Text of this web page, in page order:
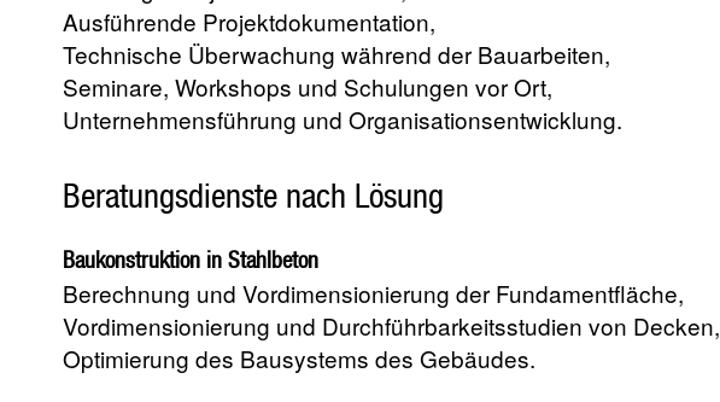
Ausführende Projektdokumentation,
Technische Überwachung während der Bauarbeiten,
Seminare, Workshops und Schulungen vor Ort,
Unternehmensführung und Organisationsentwicklung.
Beratungsdienste nach Lösung
Baukonstruktion in Stahlbeton
Berechnung und Vordimensionierung der Fundamentfläche,
Vordimensionierung und Durchführbarkeitsstudien von Decken,
Optimierung des Bausystems des Gebäudes.